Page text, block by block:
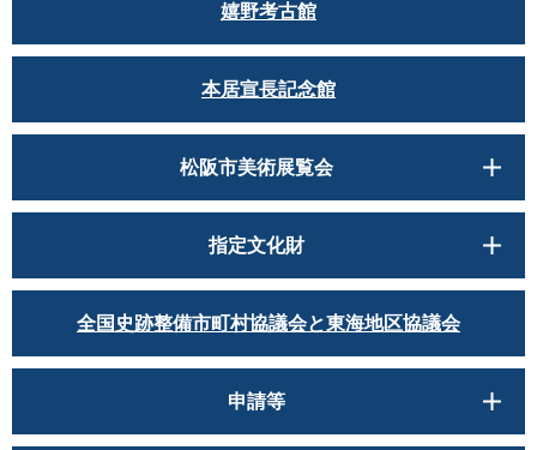
嬉野考古館
本居宣長記念館
松阪市美術展覧会
指定文化財
全国史跡整備市町村協議会と東海地区協議会
申請等